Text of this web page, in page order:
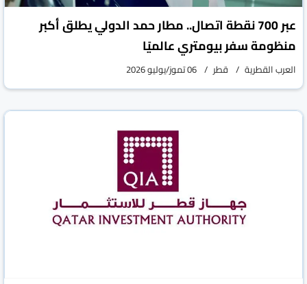
عبر 700 نقطة اتصال.. مطار حمد الدولي يطلق أكبر
منظومة سفر بيومتري عالميًا
العرب القطرية قطر 06 تموز/يوليو 2026